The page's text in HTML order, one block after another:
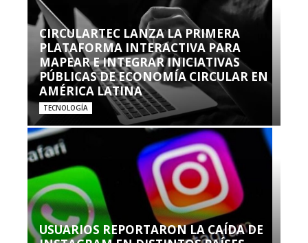
CIRCULARTEC LANZA LA PRIMERA
PLATAFORMA INTERACTIVA PARA
MAPEAR E INTEGRAR INICIATIVAS
PÚBLICAS DE ECONOMÍA CIRCULAR EN
AMÉRICA LATINA
TECNOLOGÍA
USUARIOS REPORTARON LA CAÍDA DE